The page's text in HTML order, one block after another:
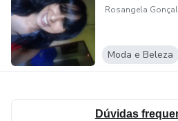
Rosangela
Moda e Beleza
Dúvidas